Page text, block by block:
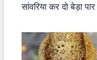
सांवरिया कर दो बेड़ा